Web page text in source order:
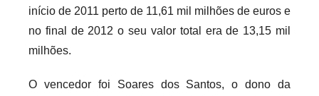
e
x
e
início de 2011 perto de 11,61 mil milhões de euros e
no final de 2012 o seu valor total era de 13,15 mil
milhões.
O vencedor foi Soares dos Santos, o dono da